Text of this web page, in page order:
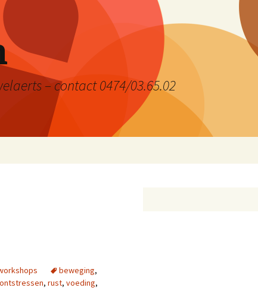
– contact 0474/03.65.02
beweging,
ontstressen, rust, voeding,